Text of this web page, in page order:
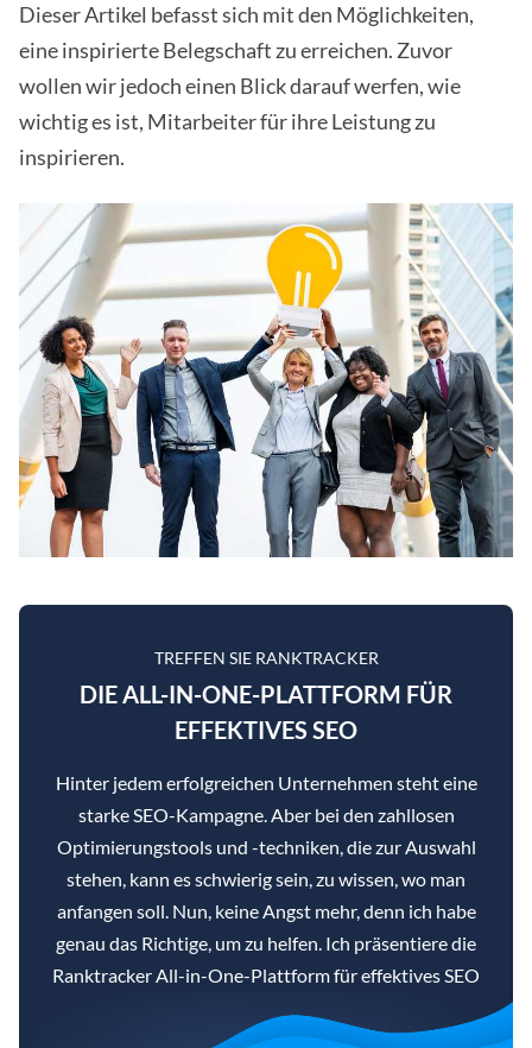
Dieser Artikel befasst sich mit den Möglichkeiten,
eine inspirierte Belegschaft zu erreichen. Zuvor
wollen wir jedoch einen Blick darauf werfen, wie
wichtig es ist, Mitarbeiter für ihre Leistung zu
inspirieren.
TREFFEN SIE RANKTRACKER
DIE ALL-IN-ONE-PLATTFORM FÜR
EFFEKTIVES SEO
Hinter jedem erfolgreichen Unternehmen steht eine
starke SEO-Kampagne. Aber bei den zahllosen
Optimierungstools und -techniken, die zur Auswahl
stehen, kann es schwierig sein, zu wissen, wo man
anfangen soll. Nun, keine Angst mehr, denn ich habe
genau das Richtige, um zu helfen. Ich präsentiere die
Ranktracker All-in-One-Plattform für effektives SEO